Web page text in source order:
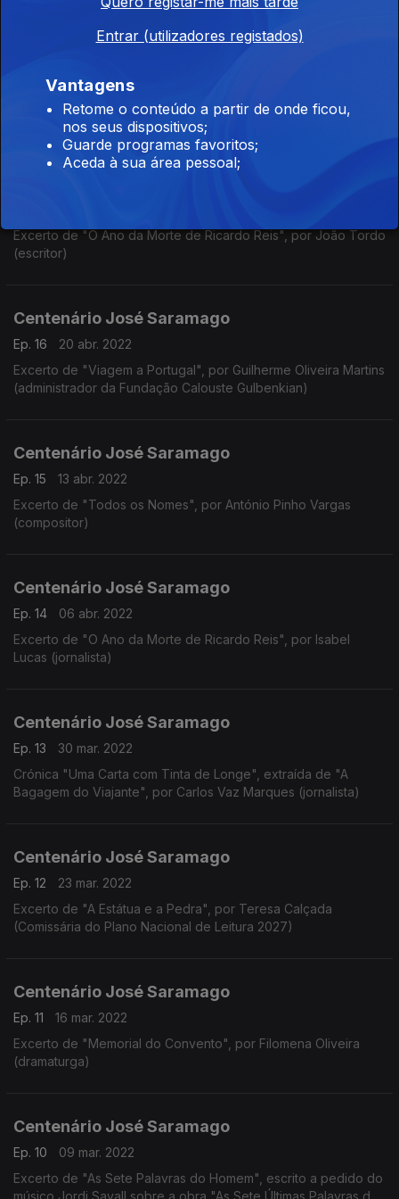
Centenário José Saramago
Excerto de "Todos os Nomes", por Sérgio Machado Letria
(diretor da Fundação José Saramago)
Excerto de "O Ano da Morte de Ricardo Reis", por João Tordo
(escritor)
Centenário José Saramago
Ep. 16
20 abr. 2022
Excerto de "Viagem a Portugal", por Guilherme Oliveira Martins
(administrador da Fundação Calouste Gulbenkian)
Centenário José Saramago
Ep. 15
13 abr. 2022
Excerto de "Todos os Nomes", por António Pinho Vargas
(compositor)
Centenário José Saramago
Ep. 14
06 abr. 2022
Excerto de "O Ano da Morte de Ricardo Reis", por Isabel
Lucas (jornalista)
Centenário José Saramago
Ep. 13
30 mar. 2022
Crónica "Uma Carta com Tinta de Longe", extraída de "A
Bagagem do Viajante", por Carlos Vaz Marques (jornalista)
Centenário José Saramago
Ep. 12
23 mar. 2022
Excerto de "A Estátua e a Pedra", por Teresa Calçada
(Comissária do Plano Nacional de Leitura 2027)
Centenário José Saramago
Ep. 11
16 mar. 2022
Excerto de "Memorial do Convento", por Filomena Oliveira
(dramaturga)
Centenário José Saramago
Ep. 10
09 mar. 2022
Excerto de "As Sete Palavras do Homem", escrito a pedido do
músico Jordi Savall sobre a obra "As Sete Últimas Palavras de
Entrar (utilizadores registados)
Vantagens
Retome o conteúdo a partir de onde ficou,
nos seus dispositivos;
Guarde programas favoritos;
Aceda à sua área pessoal;